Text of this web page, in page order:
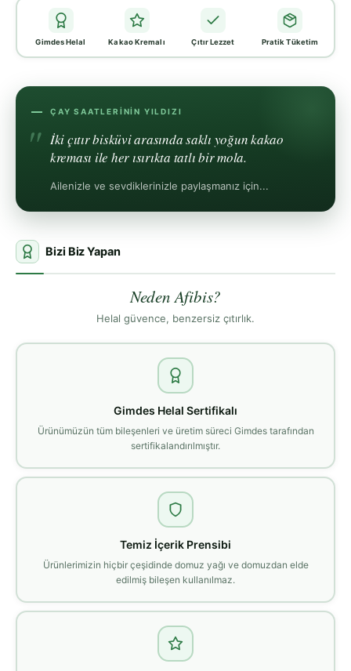
Gimdes Helal Kakao Kremalı Çıtır Lezzet Pratik Tüketim
ÇAY SAATLERININ YILDIZI
İki çıtır bisküvi arasında saklı yoğun kakao
kreması ile her ısırıkta tatlı bir mola.
Ailenizle ve sevdiklerinizle paylaşmanız için...
Bizi Biz Yapan
Neden Afibis?
Helal güvence, benzersiz çıtırlık.
Gimdes Helal Sertifikalı
Ürünümüzün tüm bileşenleri ve üretim süreci Gimdes tarafından
sertifikalandırılmıştır.
Temiz İçerik Prensibi
Ürünlerimizin hiçbir çeşidinde domuz yağı ve domuzdan elde
edilmiş bileşen kullanılmaz.